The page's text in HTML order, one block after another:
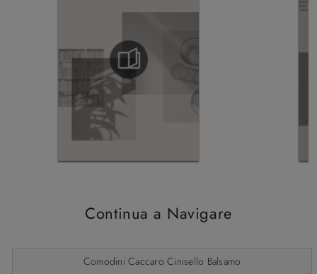
Continua a Navigare
Comodini Caccaro Cinisello Balsamo